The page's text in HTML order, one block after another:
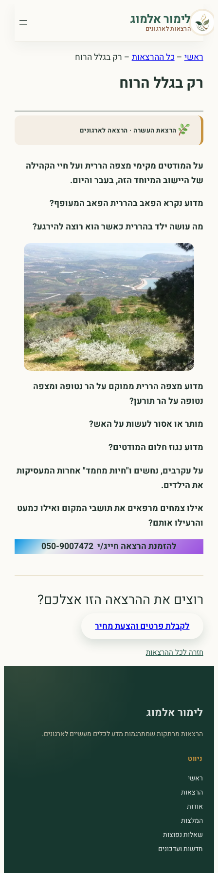
לדלג
לתוכן לימור אלמוג
הרצאות לארגונים
ראשי – כל ההרצאות – רק בגלל הרוח
רק בגלל הרוח
הרצאת העשרה · הרצאה לארגונים
על המודטים מקימי מצפה הררית ועל חיי הקהילה
של היישוב המיוחד הזה, בעבר והיום.
מדוע נקרא הפאב בהררית הפאב המעופף?
מה עושה ילד בהררית כאשר הוא רוצה להירגע?
מדוע מצפה הררית ממוקם על הר נטופה ומצפה
נטופה על הר תורען?
מותר או אסור לעשות על האש?
מדוע נגוז חלום המודטים?
על עקרבים, נחשים ו"חיות מחמד" אחרות המעסיקות
את הילדים.
אילו צמחים מרפאים את תושבי המקום ואילו כמעט
והרעילו אותם?
להזמנת הרצאה חייג/י 050-9007472
רוצים את ההרצאה הזו אצלכם?
לקבלת פרטים והצעת מחיר
חזרה לכל ההרצאות
לימור אלמוג
הרצאות מרתקות שמתרגמות מדע לכלים מעשיים לארגונים.
ניווט
ראשי
הרצאות
אודות
המלצות
שאלות נפוצות
חדשות ועדכונים